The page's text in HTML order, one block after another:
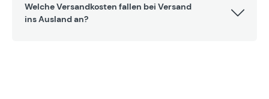
Welche Versandkosten fallen bei Versand
ins Ausland an?